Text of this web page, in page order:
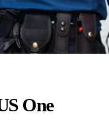
One